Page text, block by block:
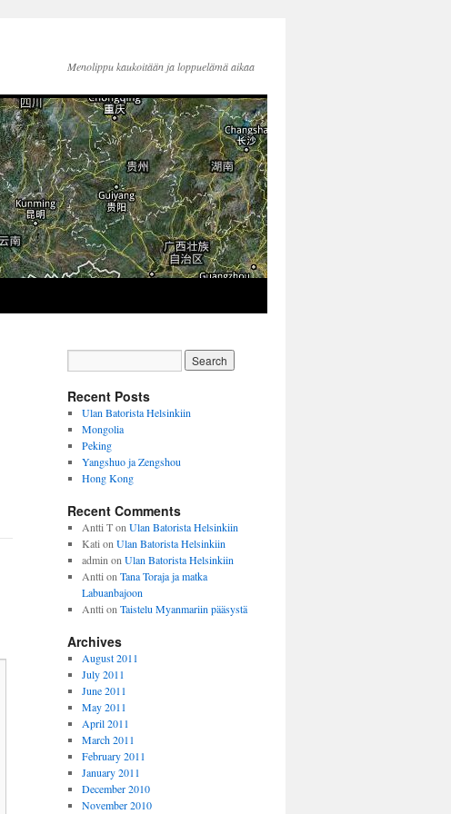
Menolippu kaukoitään ja loppuelämä aikaa
Recent Posts
Ulan Batorista Helsinkiin
Mongolia
Peking
Yangshuo ja Zengshou
Hong Kong
Recent Comments
Antti Ton Ulan Batorista Helsinkiin
Kati on Ulan Batorista Helsinkiin
admin on Ulan Batorista Helsinkiin
Antti on Tana Toraja ja matka
Labuanbajoon
Antti on Taistelu Myanmariin pääsystä
Archives
August 2011
July 2011
June 2011
May 2011
April 2011
March 2011
February 2011
January 2011
December 2010
November 2010